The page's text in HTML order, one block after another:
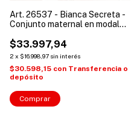
Art. 26537 - Bianca Secreta -
Conjunto maternal en modal
$33.997,94
2 x $16.998,97 sin interés
$30.598,15 con Transferencia o
depósito
Comprar